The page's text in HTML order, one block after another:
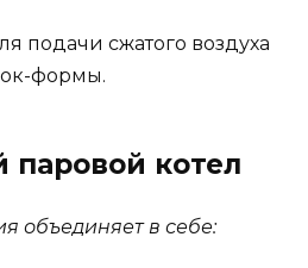
подачи сжатого воздуха
формы.
паровой котел
объединяет в себе: